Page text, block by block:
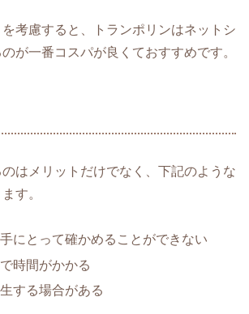
考慮すると、トランポリンはネットシ
が一番コスパが良くておすすめです。
はメリットだけでなく、下記のような
す。
にとって確かめることができない
時間がかかる
する場合がある